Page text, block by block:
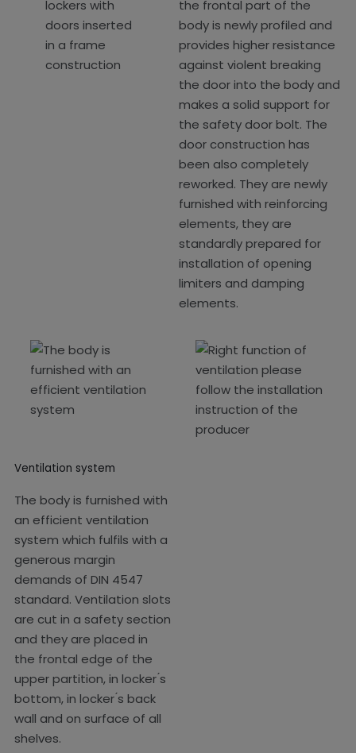
the frontal part of the
body is newly profiled and
provides higher resistance
against violent breaking
the door into the body and
makes a solid support for
the safety door bolt. The
door construction has
been also completely
reworked. They are newly
furnished with reinforcing
elements, they are
standardly prepared for
installation of opening
limiters and damping
elements.
Ventilation system
The body is furnished with
an efficient ventilation
system which fulfils with a
generous margin
demands of DIN 4547
standard. Ventilation slots
are cut in a safety section
and they are placed in
the frontal edge of the
upper partition, in locker ́s
bottom, in locker ́s back
wall and on surface of all
shelves.